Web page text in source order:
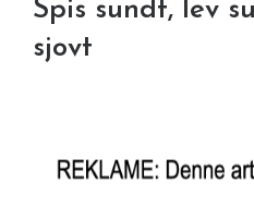
Spis sundt, lev
sjovt